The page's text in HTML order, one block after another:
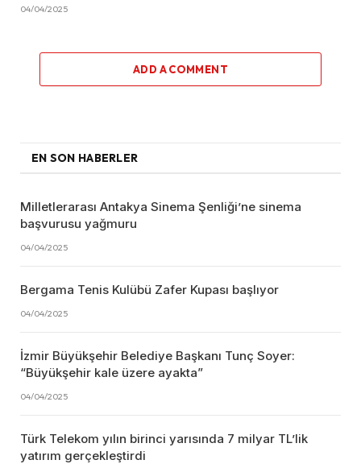
04/04/2025
ADD A COMMENT
EN SON HABERLER
Milletlerarası Antakya Sinema Şenliği’ne sinema
başvurusu yağmuru
04/04/2025
Bergama Tenis Kulübü Zafer Kupası başlıyor
04/04/2025
İzmir Büyükşehir Belediye Başkanı Tunç Soyer:
“Büyükşehir kale üzere ayakta”
04/04/2025
Türk Telekom yılın birinci yarısında 7 milyar TL’lik
yatırım gerçekleştirdi